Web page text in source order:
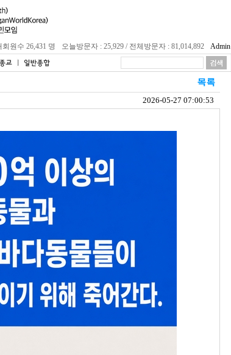
회원수 26,431 명 오늘방문자 : 25,929 / 전체방문자 : 81,014,892 Admin
2026-05-27 07:00:53